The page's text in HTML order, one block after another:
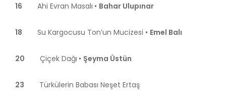
16 Ahi Evran Masalı • Bahar Ulupınar
18 Su Kargocusu Ton’un Mucizesi • Emel Balı
20 Çiçek Dağı • Şeyma Üstün
23 Türkülerin Babası Neşet Ertaş